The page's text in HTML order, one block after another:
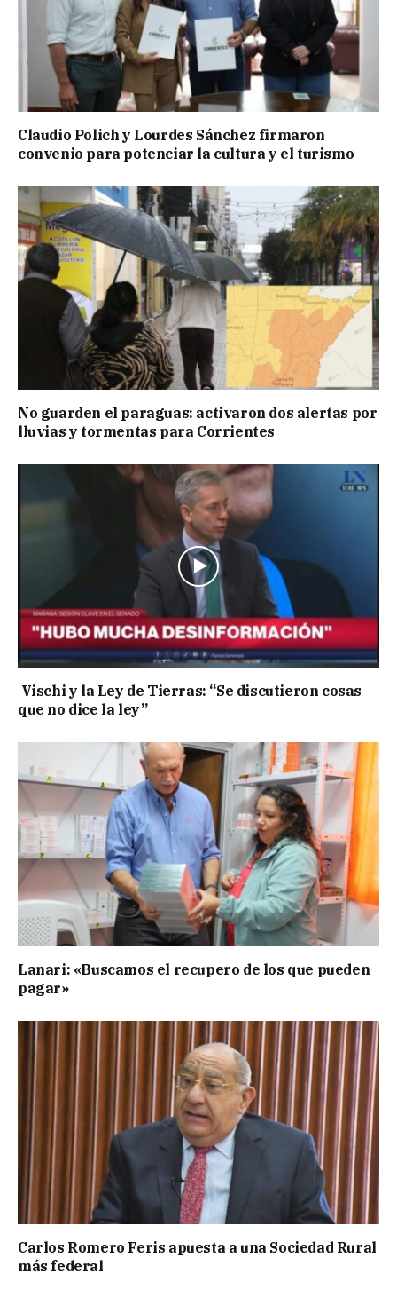
Claudio Polich y Lourdes Sánchez firmaron
convenio para potenciar la cultura y el turismo
No guarden el paraguas: activaron dos alertas por
lluvias y tormentas para Corrientes
Vischi y la Ley de Tierras: “Se discutieron cosas
que no dice la ley”
Lanari: «Buscamos el recupero de los que pueden
pagar»
Carlos Romero Feris apuesta a una Sociedad Rural
más federal